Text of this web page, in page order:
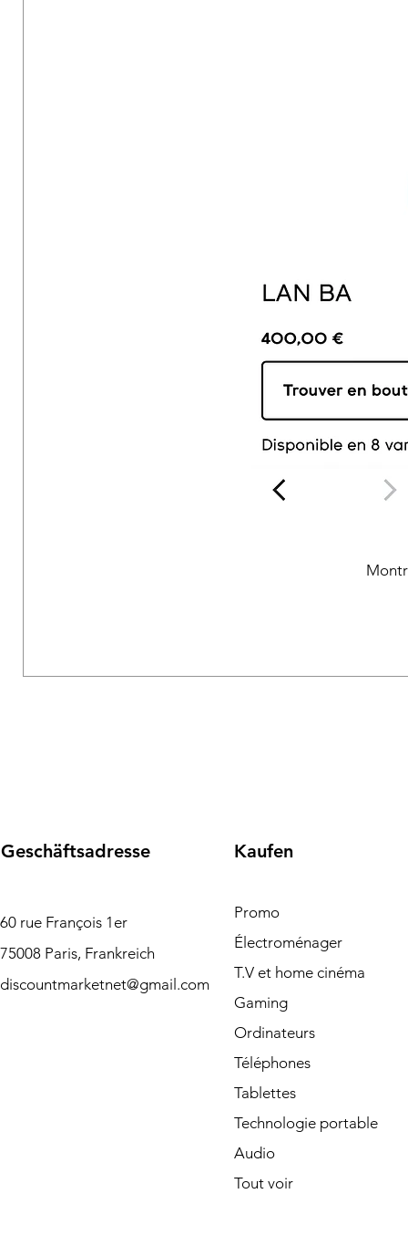
Geschäftsadresse
60 rue François 1er
75008 Paris, Frankreich
discountmarketnet@gmail.com
Kaufen
Promo
Électroménager
T.V et home cinéma
Gaming
Ordinateurs
Téléphones
Tablettes
Technologie portable
Audio
Tout voir